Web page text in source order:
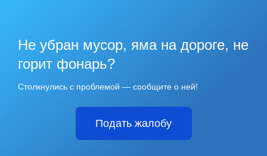
Не убран мусор, яма на дороге, не
горит фонарь?
Столкнулись с проблемой — сообщите о ней!
Подать жалобу